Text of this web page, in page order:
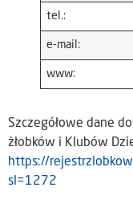
tel.:
e-mail:
www:
Szczegółowe dane
żłobków i Klubów
https://
sl=1272